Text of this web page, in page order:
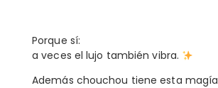
Porque sí:
a veces el lujo también vibra.
Además chouchou tiene esta magía